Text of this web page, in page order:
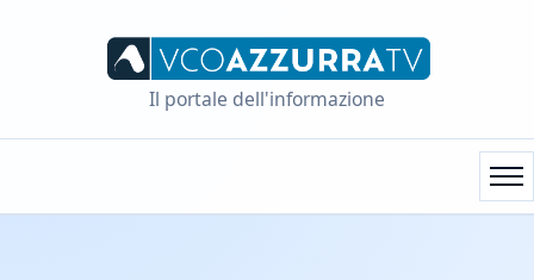
Il portale dell'informazione